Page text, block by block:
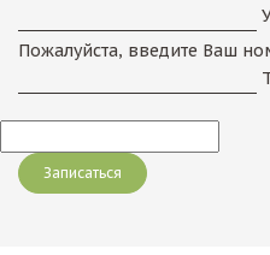
Пожалуйста, введите Ваш